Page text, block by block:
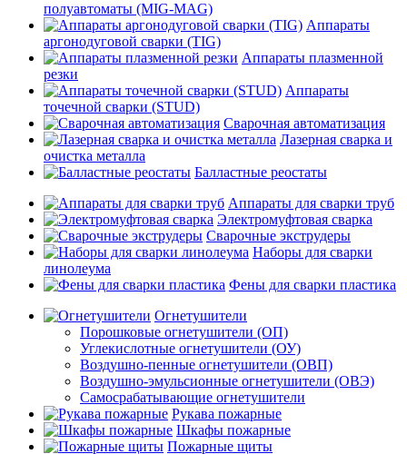
полуавтоматы (MIG-MAG)
Аппараты
аргонодуговой сварки (TIG)
Аппараты плазменной
резки
Аппараты
точечной сварки (STUD)
Сварочная автоматизация
Лазерная сварка и
очистка металла
Балластные реостаты
Аппараты для сварки труб
Электромуфтовая сварка
Сварочные экструдеры
Наборы для сварки
линолеума
Фены для сварки пластика
Огнетушители
Порошковые огнетушители (ОП)
Углекислотные огнетушители (ОУ)
Воздушно-пенные огнетушители (ОВП)
Воздушно-эмульсионные огнетушители (ОВЭ)
Самосрабатывающие огнетушители
Рукава пожарные
Шкафы пожарные
Пожарные щиты